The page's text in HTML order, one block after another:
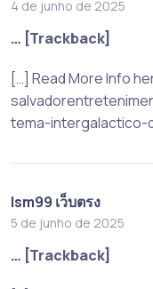
4 de junho de 2025
… [Trackback]
[…] Read More Info
tema-intergalactico-
lsm99 เว็บตรง
5 de junho de 2025
… [Trackback]